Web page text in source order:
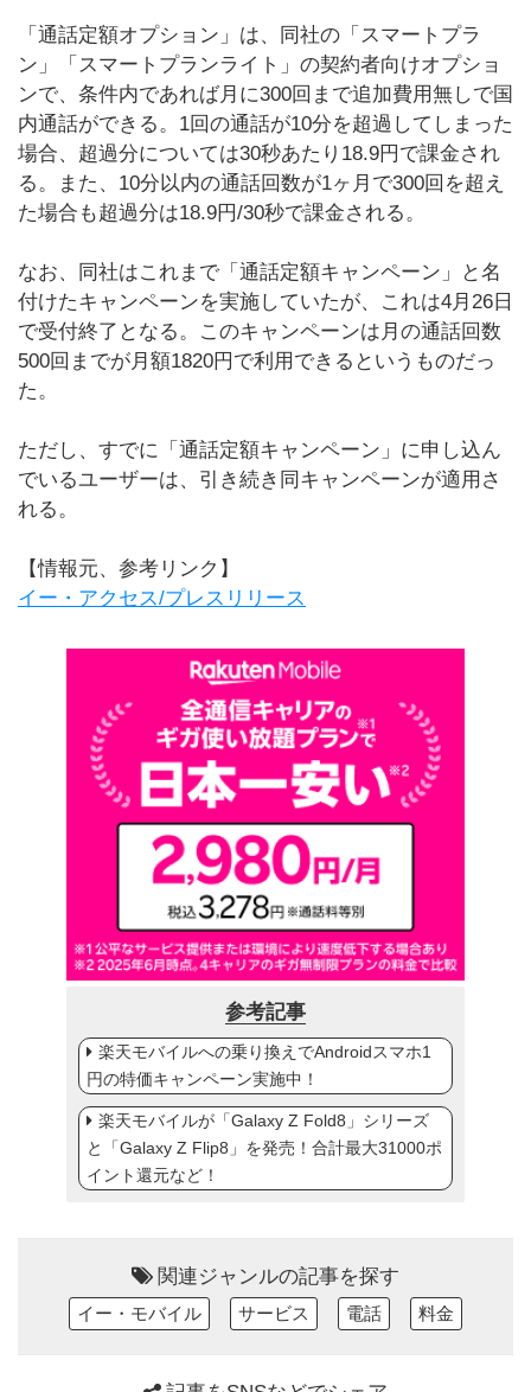
「通話定額オプション」は、同社の「スマートプラ
ン」「スマートプランライト」の契約者向けオプショ
ンで、条件内であれば月に300回まで追加費用無しで国
内通話ができる。1回の通話が10分を超過してしまった
場合、超過分については30秒あたり18.9円で課金され
る。また、10分以内の通話回数が1ヶ月で300回を超え
た場合も超過分は18.9円/30秒で課金される。
なお、同社はこれまで「通話定額キャンペーン」と名
付けたキャンペーンを実施していたが、これは4月26日
で受付終了となる。このキャンペーンは月の通話回数
500回までが月額1820円で利用できるというものだっ
た。
ただし、すでに「通話定額キャンペーン」に申し込ん
でいるユーザーは、引き続き同キャンペーンが適用さ
れる。
【情報元、参考リンク】
イー・アクセス/プレスリリース
参考記事
楽天モバイルへの乗り換えでAndroidスマホ1
円の特価キャンペーン実施中！
楽天モバイルが「Galaxy Z Fold8」シリーズ
と「Galaxy Z Flip8」を発売！合計最大31000ポ
イント還元など！
関連ジャンルの記事を探す
イー・モバイル サービス 電話 料金